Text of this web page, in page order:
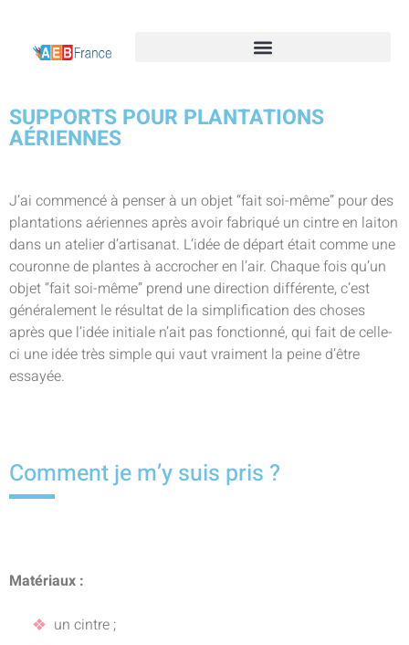
SUPPORTS POUR PLANTATIONS
AÉRIENNES
J’ai commencé à penser à un objet “fait soi-même” pour des
plantations aériennes après avoir fabriqué un cintre en laiton
dans un atelier d’artisanat. L’idée de départ était comme une
couronne de plantes à accrocher en l’air. Chaque fois qu’un
objet “fait soi-même” prend une direction différente, c’est
généralement le résultat de la simplification des choses
après que l’idée initiale n’ait pas fonctionné, qui fait de celle-
ci une idée très simple qui vaut vraiment la peine d’être
essayée.
Comment je m’y suis pris ?
Matériaux :
un cintre ;